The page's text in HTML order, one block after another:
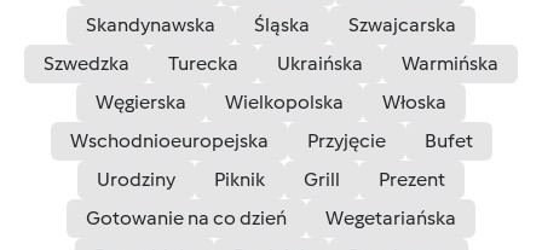
Skandynawska
Śląska
Szwajcarska
Szwedzka
Turecka Ukraińska
Warmińska
Węgierska
Wielkopolska
Włoska
Wschodnioeuropejska
Przyjęcie
Bufet
Urodziny
Piknik Grill
Prezent
Gotowanie na co dzień
Wegetariańska